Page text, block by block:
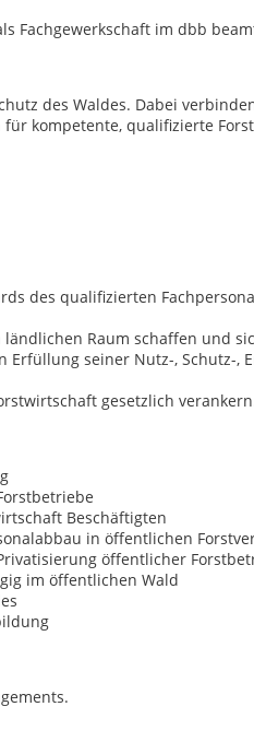
Fachgewerkschaft im dbb
des Waldes. Dabei
kompetente, qualifizierte
des qualifizierten
Raum schaffen und
seiner Nutz-, Schutz-,
gesetzlich
Beschäftigten
in öffentlichen
öffentlicher
im öffentlichen Wald